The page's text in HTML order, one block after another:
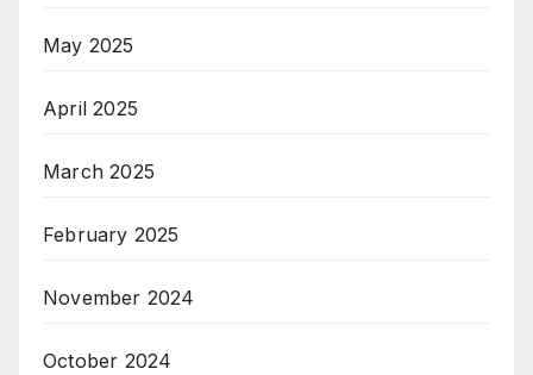
May 2025
April 2025
March 2025
February 2025
November 2024
October 2024